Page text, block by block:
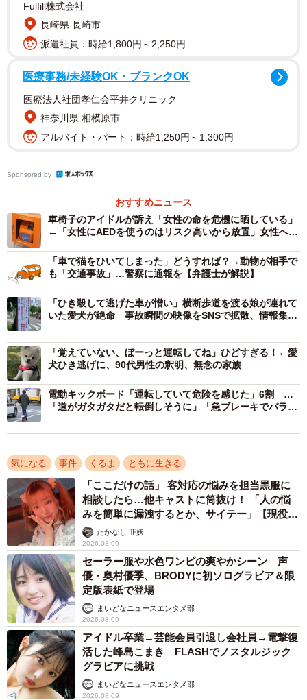
帯び運転」の基準になる呼気１リットル中０・１５ミリグ
ラムのアルコール量は下回っており、過失運転致傷罪と道
路交通法違反（救護義務違反・事故不申告）で懲役１年６
カ月、執行猶予３年の判決が確定した。
事故直後の長谷さんの胸部レントゲン写真。胸椎５～７番目が骨折して
いる（提供写真）
Fulfill株式会社
長崎県 長崎市
派遣社員：時給1,800円～2,250円
医療事務/未経験OK・ブランクOK
医療法人社団孝仁会平井クリニック
神奈川県 相模原市
アルバイト・パート：時給1,250円～1,300円
Sponsored by
おすすめニュース
車椅子のアイドルが訴え「女性の命を危機に晒している」
←「女性にAEDを使うのはリスク高いから放置」女性への
「車で猫をひいてしまった」どうすれば？→動物が相手で
も「交通事故」…警察に通報を【弁護士が解説】
「ひき殺して逃げた車が憎い」横断歩道を渡る娘が連れて
いた愛犬が絶命 事故瞬間の映像をSNSで拡散、情報集ま
「覚えていない、ぼーっと運転してね」ひどすぎる！←愛
犬ひき逃げに、90代男性の釈明、無念の家族
電動キックボード「運転していて危険を感じた」6割 …
「道がガタガタだと転倒しそうに」「急ブレーキでバラン
気になる 事件 くるま ともに生きる
「ここだけの話」 客対応の悩みを担当黒服に
相談したら…他キャストに筒抜け！ 「人の悩
みを簡単に漏洩するとか、サイテー」【現役キ
ャストに取材】
たかなし 亜妖
2026.08.09
セーラー服や水色ワンピの爽やかシーン 声
優・奥村優季、BRODYに初ソログラビア＆限
定版表紙で登場
まいどなニュースエンタメ部
2026.08.09
アイドル卒業→芸能会員引退し会社員→電撃復
活した峰島こまき FLASHでノスタルジック
グラビアに挑戦
まいどなニュースエンタメ部
2026.08.09